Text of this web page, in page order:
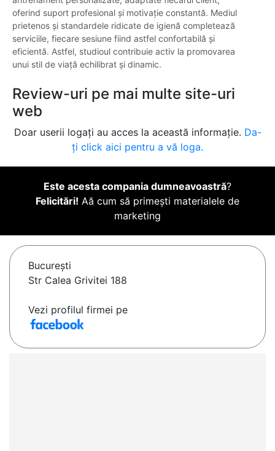
oferind suport profesional și motivație constantă. Mediul
prietenos și standardele ridicate de igienă completează
serviciile, fiecare sesiune fiind astfel confortabilă și
eficientă. Astfel, studioul contribuie activ la promovarea
unui stil de viață echilibrat și dinamic.
Review-uri pe mai multe site-uri
web
Doar userii logați au acces la această informație. Da-
ți click aici pentru a vă loga.
Este acesta compania dumneavoastră?
Felicitări! Aă cum să primești materialele de
marketing
Bucureşti
Str Calea Grivitei 188
Vezi profilul firmei pe